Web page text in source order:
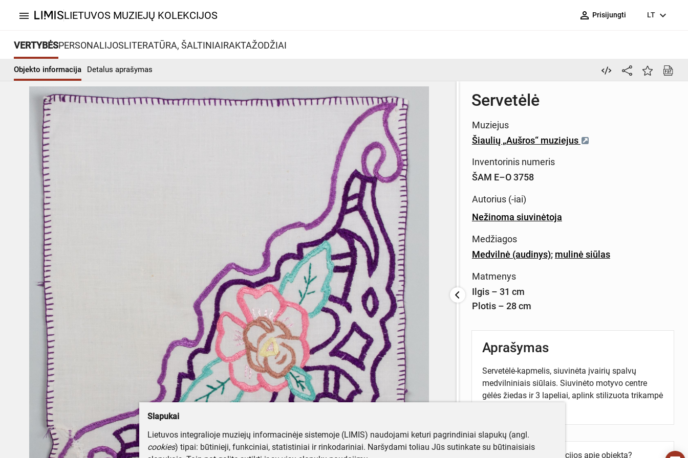
menu LIETUVOS MUZIEJŲ KOLEKCIJOS person_outline Prisijungti LT expand_more
VERTYBĖSPERSONALIJOSLITERATŪRA, ŠALTINIAIRAKTAŽODŽIAI
Objekto informacija Detalus aprašymas
Servetėlė
Muziejus
Šiaulių „Aušros“ muziejus
Inventorinis numeris
ŠAM E–O 3758
Autorius (-iai)
Nežinoma siuvinėtoja
Medžiagos
Medvilnė (audinys); mulinė siūlas
Matmenys
Ilgis – 31 cm
Plotis – 28 cm
Aprašymas
Servetėlė-kapmelis, siuvinėta įvairių spalvų
medvilniniais siūlais. Siuvinėto motyvo centre
gėlės žiedas ir 3 lapeliai, aplink stilizuota trikampė
Turite daugiau informacijos apie objektą?
Slapukai
Lietuvos integralioje muziejų informacinėje sistemoje (LIMIS) naudojami keturi pagrindiniai slapukų (angl.
cookies) tipai: būtinieji, funkciniai, statistiniai ir rinkodariniai. Naršydami toliau Jūs sutinkate su būtinaisiais